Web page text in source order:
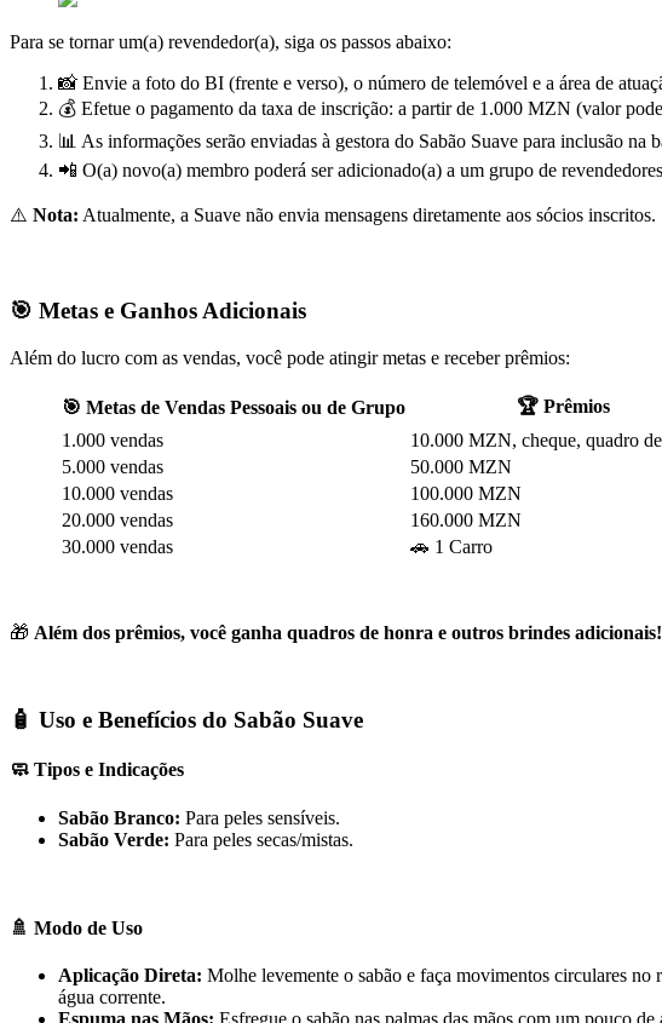
Para se tornar um(a) revendedor(a), siga os passos abaixo:
📸 Envie a foto do BI (frente e verso), o número de telemóvel e a área de
💰 Efetue o pagamento da taxa de inscrição: a partir de 1.000 MZN (valor
📊 As informações serão enviadas à gestora do Sabão Suave para inclusão na
📲 O(a) novo(a) membro poderá ser adicionado(a) a um grupo de
⚠️ Nota: Atualmente, a Suave não envia mensagens diretamente aos sócios inscritos.
🎯 Metas e Ganhos Adicionais
Além do lucro com as vendas, você pode atingir metas e receber prêmios:
🎯 Metas de Vendas Pessoais ou de Grupo
🏆 Prêmios
1.000 vendas
10.000 MZN, cheque, quadro
5.000 vendas
50.000 MZN
10.000 vendas
100.000 MZN
20.000 vendas
160.000 MZN
30.000 vendas
🚗 1 Carro
🎁 Além dos prêmios, você ganha quadros de honra e outros brindes adicionais!
🧴 Uso e Benefícios do Sabão Suave
🧼 Tipos e Indicações
Sabão Branco: Para peles sensíveis.
Sabão Verde: Para peles secas/mistas.
🚿 Modo de Uso
Aplicação Direta: Molhe levemente o sabão e faça movimentos circulares
água corrente.